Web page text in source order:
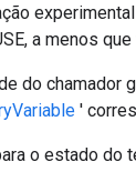
a menos
do chamador
'
o estado do